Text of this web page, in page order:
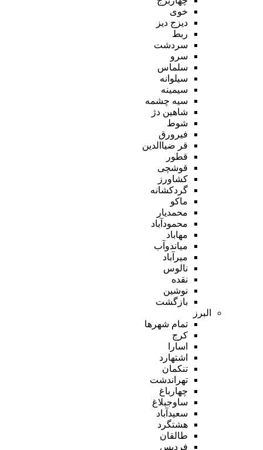
خوی
دیزج دیز
ربط
سردشت
سرو
سلماس
سیلوانه
سیمینه
سیه چشمه
شاهین دژ
شوط
فیرورق
قر ضیاالدین
قطور
قوشچی
کشاورز
گردکشانه
ماکو
محمدیار
محمودآباد
مهاباد
میاندوآب
میرآباد
نالوس
نقده
نوشین
بازگشت
البرز
تمام شهر‌ها
کرج
اسارا
اشتهارد
تنکمان
تهراندشت
چهارباغ
ساوجبلاغ
سعیدآباد
هشتگرد
طالقان
فردیس